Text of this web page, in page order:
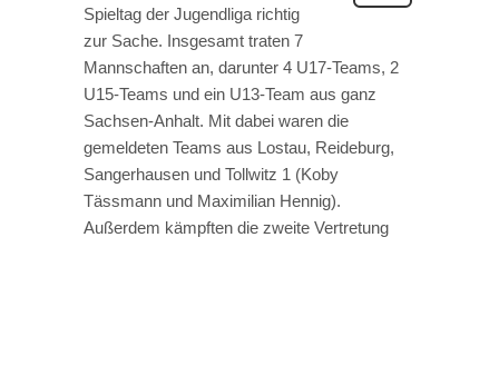
Spieltag der Jugendliga richtig
zur Sache. Insgesamt traten 7
Mannschaften an, darunter 4 U17-Teams, 2
U15-Teams und ein U13-Team aus ganz
Sachsen-Anhalt. Mit dabei waren die
gemeldeten Teams aus Lostau, Reideburg,
Sangerhausen und Tollwitz 1 (Koby
Tässmann und Maximilian Hennig).
Außerdem kämpften die zweite Vertretung